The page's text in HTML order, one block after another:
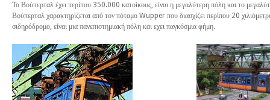
Το Βούπερταλ έχει περίπου 350.000 κατοίκους, είναι η μεγαλύτερη πόλη και το
Βούπερταλ χαρακτηρίζεται από τον πόταμο Wupper που διασχίζει περίπου 20
σιδηρόδρομο, είναι μια πανεπιστημιακή πόλη και εχει παγκόσμια φήμη.